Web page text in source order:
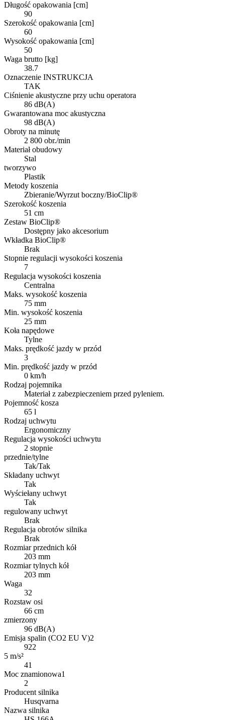
Długość opakowania [cm]
90
Szerokość opakowania [cm]
60
Wysokość opakowania [cm]
50
Waga brutto [kg]
38.7
Oznaczenie INSTRUKCJA
TAK
Ciśnienie akustyczne przy uchu operatora
86 dB(A)
Gwarantowana moc akustyczna
98 dB(A)
Obroty na minutę
2 800 obr./min
Materiał obudowy
Stal
tworzywo
Plastik
Metody koszenia
Zbieranie/Wyrzut boczny/BioClip®
Szerokość koszenia
51 cm
Zestaw BioClip®
Dostępny jako akcesorium
Wkładka BioClip®
Brak
Stopnie regulacji wysokości koszenia
7
Regulacja wysokości koszenia
Centralna
Maks. wysokość koszenia
75 mm
Min. wysokość koszenia
25 mm
Koła napędowe
Tylne
Maks. prędkość jazdy w przód
3
Min. prędkość jazdy w przód
0 km/h
Rodzaj pojemnika
Materiał z zabezpieczeniem przed pyleniem.
Pojemność kosza
65 l
Rodzaj uchwytu
Ergonomiczny
Regulacja wysokości uchwytu
2 stopnie
przednie/tylne
Tak/Tak
Składany uchwyt
Tak
Wyściełany uchwyt
Tak
regulowany uchwyt
Brak
Regulacja obrotów silnika
Brak
Rozmiar przednich kół
203 mm
Rozmiar tylnych kół
203 mm
Waga
32
Rozstaw osi
66 cm
zmierzony
96 dB(A)
Emisja spalin (CO2 EU V)2
922
5 m/s²
41
Moc znamionowa1
2
Producent silnika
Husqvarna
Nazwa silnika